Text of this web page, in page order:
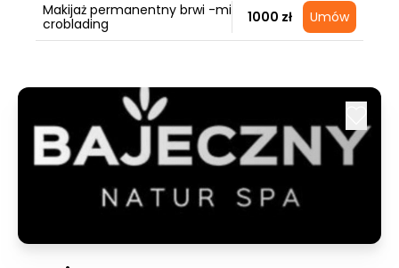
Makijaż permanentny brwi -mi
croblading
1000 zł Umów